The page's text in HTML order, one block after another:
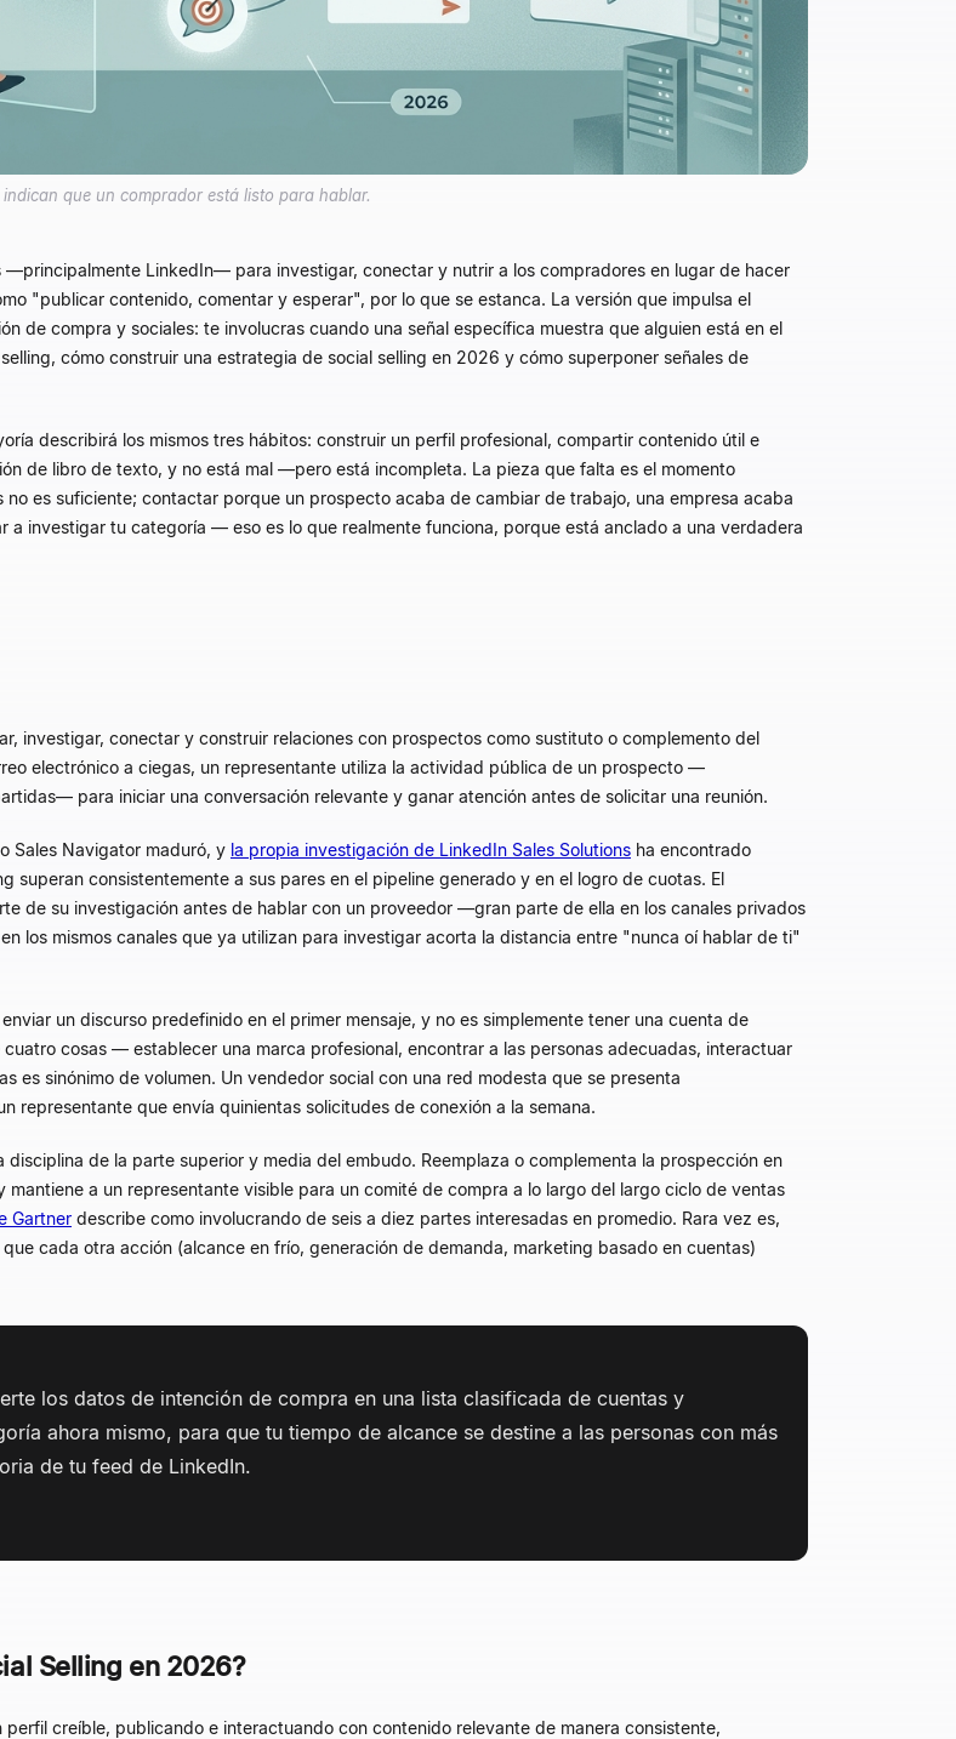
que un comprador está listo para hablar.
LinkedIn— para investigar, conectar y nutrir a los compradores en lugar de hacer
"publicar contenido, comentar y esperar", por lo que se estanca. La versión que impulsa el
de compra y sociales: te involucras cuando una señal específica muestra que alguien está en el
cómo construir una estrategia de social selling en 2026 y cómo superponer señales de
describirá los mismos tres hábitos: construir un perfil profesional, compartir contenido útil e
de libro de texto, y no está mal —pero está incompleta. La pieza que falta es el momento
es suficiente; contactar porque un prospecto acaba de cambiar de trabajo, una empresa acaba
investigar tu categoría — eso es lo que realmente funciona, porque está anclado a una verdadera
investigar, conectar y construir relaciones con prospectos como sustituto o complemento del
electrónico a ciegas, un representante utiliza la actividad pública de un prospecto —
para iniciar una conversación relevante y ganar atención antes de solicitar una reunión.
Sales Navigator maduró, y la propia investigación de LinkedIn Sales Solutions ha encontrado
superan consistentemente a sus pares en el pipeline generado y en el logro de cuotas. El
de su investigación antes de hablar con un proveedor —gran parte de ella en los canales privados
los mismos canales que ya utilizan para investigar acorta la distancia entre "nunca oí hablar de ti"
un discurso predefinido en el primer mensaje, y no es simplemente tener una cuenta de
cosas — establecer una marca profesional, encontrar a las personas adecuadas, interactuar
es sinónimo de volumen. Un vendedor social con una red modesta que se presenta
representante que envía quinientas solicitudes de conexión a la semana.
disciplina de la parte superior y media del embudo. Reemplaza o complementa la prospección en
mantiene a un representante visible para un comité de compra a lo largo del largo ciclo de ventas
Gartner describe como involucrando de seis a diez partes interesadas en promedio. Rara vez es,
cada otra acción (alcance en frío, generación de demanda, marketing basado en cuentas)
los datos de intención de compra en una lista clasificada de cuentas y
ahora mismo, para que tu tiempo de alcance se destine a las personas con más
de tu feed de LinkedIn.
Selling en 2026?
creíble, publicando e interactuando con contenido relevante de manera consistente,